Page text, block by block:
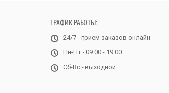
ГРАФИК РАБОТЫ:
24/7 - прием заказов онлайн
Пн-Пт - 09:00 - 19:00
Сб-Вс - выходной